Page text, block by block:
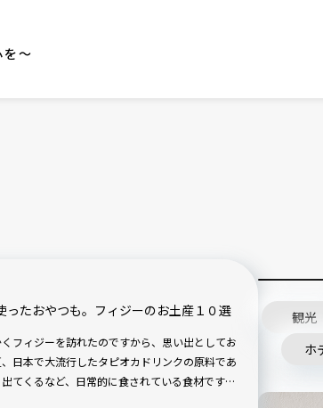
～
ったおやつも。フィジーのお土産１０選
フィジーを訪れたのですから、思い出としてお
日本で大流行したタピオカドリンクの原料であ
てくるなど、日常的に食されている食材です。
観光
ホ